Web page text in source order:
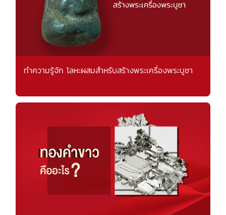
ทำความรู้จัก โลหะผสมสำหรับสร้างพระเครื่องพระบูชา